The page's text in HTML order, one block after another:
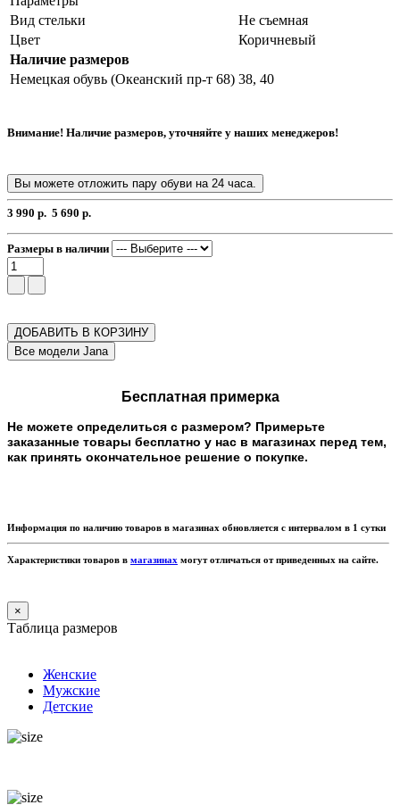
Вид стельки
Не съемная
Цвет
Коричневый
Наличие размеров
Немецкая обувь (Океанский пр-т 68) 38, 40
Внимание! Наличие размеров, уточняйте у наших менеджеров!
Вы можете отложить пару обуви на 24 часа.
3 990 р. 5 690 р.
Размеры в наличии
ДОБАВИТЬ В КОРЗИНУ
Бесплатная примерка
Не можете определиться с размером? Примерьте
заказанные товары бесплатно у нас в магазинах перед тем,
как принять окончательное решение о покупке.
Информация по наличию товаров в магазинах обновляется с интервалом в 1 сутки
Характеристики товаров в магазинах могут отличаться от приведенных на сайте.
×
Таблица размеров
Женские
Мужские
Детские